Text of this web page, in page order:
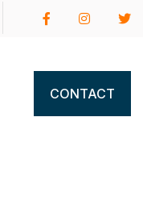
CONTACT